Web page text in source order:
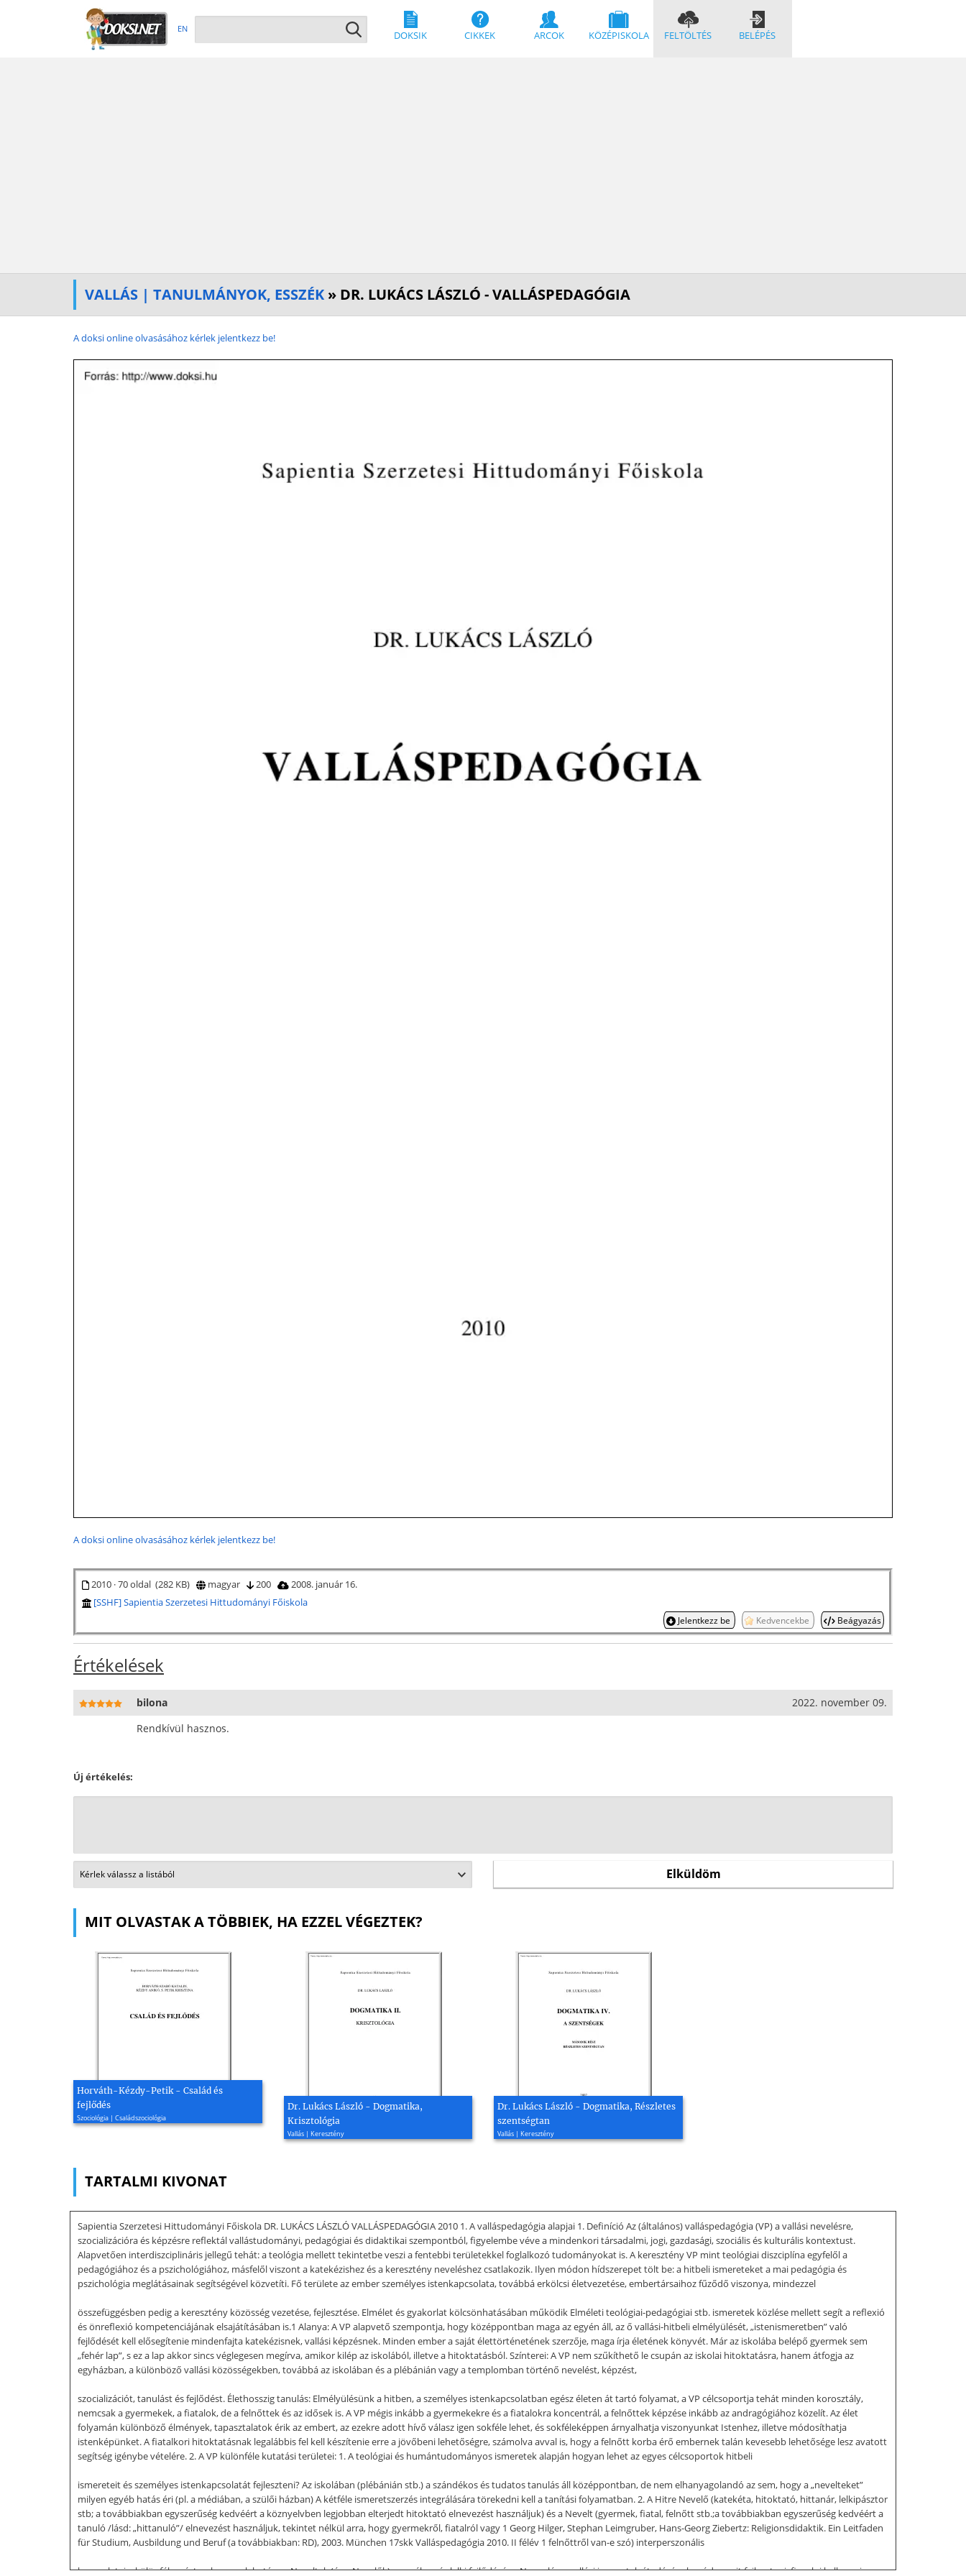
EN
DOKSIK CIKKEK ARCOK KÖZÉPISKOLA FELTÖLTÉS BELÉPÉS
VALLÁS | TANULMÁNYOK, ESSZÉK » DR. LUKÁCS LÁSZLÓ - VALLÁSPEDAGÓGIA
A doksi online olvasásához kérlek jelentkezz be!
A doksi online olvasásához kérlek jelentkezz be!
2010 · 70 oldal (282 KB) magyar 200
2008. január 16.
[SSHF] Sapientia Szerzetesi Hittudományi Főiskola
Jelentkezz be Kedvencekbe Beágyazás
Értékelések
bilona
2022. november 09.
Rendkívül hasznos.
Új értékelés:
MIT OLVASTAK A TÖBBIEK, HA EZZEL VÉGEZTEK?
Horváth-Kézdy-Petik - Család és
fejlődés
Szociológia | Családszociológia
Dr. Lukács László - Dogmatika,
Krisztológia
Vallás | Keresztény
Dr. Lukács László - Dogmatika, Részletes
szentségtan
Vallás | Keresztény
TARTALMI KIVONAT
Sapientia Szerzetesi Hittudományi Főiskola DR. LUKÁCS LÁSZLÓ VALLÁSPEDAGÓGIA 2010 1. A valláspedagógia alapjai 1. Definíció Az (általános) valláspedagógia (VP) a vallási nevelésre,
szocializációra és képzésre reflektál vallástudományi, pedagógiai és didaktikai szempontból, figyelembe véve a mindenkori társadalmi, jogi, gazdasági, szociális és kulturális kontextust.
Alapvetően interdiszciplináris jellegű tehát: a teológia mellett tekintetbe veszi a fentebbi területekkel foglalkozó tudományokat is. A keresztény VP mint teológiai diszciplína egyfelől a
pedagógiához és a pszichológiához, másfelől viszont a katekézishez és a keresztény neveléshez csatlakozik. Ilyen módon hídszerepet tölt be: a hitbeli ismereteket a mai pedagógia és
pszichológia meglátásainak segítségével közvetíti. Fő területe az ember személyes istenkapcsolata, továbbá erkölcsi életvezetése, embertársaihoz fűződő viszonya, mindezzel
összefüggésben pedig a keresztény közösség vezetése, fejlesztése. Elmélet és gyakorlat kölcsönhatásában működik Elméleti teológiai-pedagógiai stb. ismeretek közlése mellett segít a reflexió
és önreflexió kompetenciájának elsajátításában is.1 Alanya: A VP alapvető szempontja, hogy középpontban maga az egyén áll, az ő vallási-hitbeli elmélyülését, „istenismeretben” való
fejlődését kell elősegítenie mindenfajta katekézisnek, vallási képzésnek. Minden ember a saját élettörténetének szerzője, maga írja életének könyvét. Már az iskolába belépő gyermek sem
„fehér lap”, s ez a lap akkor sincs véglegesen megírva, amikor kilép az iskolából, illetve a hitoktatásból. Színterei: A VP nem szűkíthető le csupán az iskolai hitoktatásra, hanem átfogja az
egyházban, a különböző vallási közösségekben, továbbá az iskolában és a plébánián vagy a templomban történő nevelést, képzést,
szocializációt, tanulást és fejlődést. Élethosszig tanulás: Elmélyülésünk a hitben, a személyes istenkapcsolatban egész életen át tartó folyamat, a VP célcsoportja tehát minden korosztály,
nemcsak a gyermekek, a fiatalok, de a felnőttek és az idősek is. A VP mégis inkább a gyermekekre és a fiatalokra koncentrál, a felnőttek képzése inkább az andragógiához közelít. Az élet
folyamán különböző élmények, tapasztalatok érik az embert, az ezekre adott hívő válasz igen sokféle lehet, és sokféleképpen árnyalhatja viszonyunkat Istenhez, illetve módosíthatja
istenképünket. A fiatalkori hitoktatásnak legalábbis fel kell készítenie erre a jövőbeni lehetőségre, számolva avval is, hogy a felnőtt korba érő embernek talán kevesebb lehetősége lesz avatott
segítség igénybe vételére. 2. A VP különféle kutatási területei: 1. A teológiai és humántudományos ismeretek alapján hogyan lehet az egyes célcsoportok hitbeli
ismereteit és személyes istenkapcsolatát fejleszteni? Az iskolában (plébánián stb.) a szándékos és tudatos tanulás áll középpontban, de nem elhanyagolandó az sem, hogy a „nevelteket”
milyen egyéb hatás éri (pl. a médiában, a szülői házban) A kétféle ismeretszerzés integrálására törekedni kell a tanítási folyamatban. 2. A Hitre Nevelő (katekéta, hitoktató, hittanár, lelkipásztor
stb; a továbbiakban egyszerűség kedvéért a köznyelvben legjobban elterjedt hitoktató elnevezést használjuk) és a Nevelt (gyermek, fiatal, felnőtt stb.;a továbbiakban egyszerűség kedvéért a
tanuló /lásd: „hittanuló”/ elnevezést használjuk, tekintet nélkül arra, hogy gyermekről, fiatalról vagy 1 Georg Hilger, Stephan Leimgruber, Hans-Georg Ziebertz: Religionsdidaktik. Ein Leitfaden
für Studium, Ausbildung und Beruf (a továbbiakban: RD), 2003. München 17skk Valláspedagógia 2010. II félév 1 felnőttről van-e szó) interperszonális
kapcsolatai a különféle színtereken, ezek hatása a Neveltek (és a Nevelők) személyes és lelki fejlődésére. Nem elég a vallási ismeretek átadásának módszereit fejleszteni, figyelni kell arra is,